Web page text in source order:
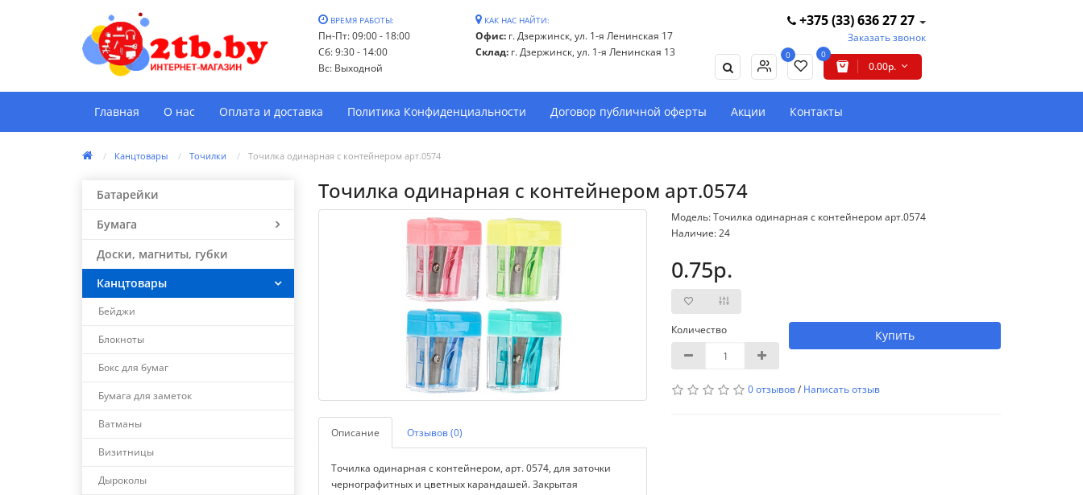
ВРЕМЯ РАБОТЫ:
Пн-Пт: 09:00 - 18:00
Сб: 9:30 - 14:00
Вс: Выходной
КАК НАС НАЙТИ:
Офис:г. Дзержинск, ул. 1-я Ленинская 17
Склад:г. Дзержинск, ул. 1-я Ленинская 13
+375 (33) 636 27 27
Заказать звонок
0 0
0.00р.
Главная О нас Оплата и доставка Политика Конфиденциальности Договор публичной оферты Акции Контакты
Канцтовары Точилки Точилка одинарная с контейнером арт.0574
Батарейки
Бумага
Доски, магниты, губки
Канцтовары
Бейджи
Блокноты
Бокс для бумаг
Бумага для заметок
Ватманы
Визитницы
Дыроколы
Точилка одинарная с контейнером арт.0574
Описание Отзывов (0)
Точилка одинарная с контейнером, арт. 0574, для заточки
чернографитных и цветных карандашей. Закрытая
Модель: Точилка одинарная с контейнером арт.0574
Наличие: 24
0.75р.
Количество Купить
0 отзывов/ Написать отзыв